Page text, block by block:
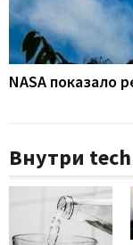
NASA показало
Внутри